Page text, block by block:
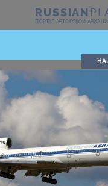
RUSSIAN
ПОРТАЛ АВТОРСКОЙ
Поиск фотографий
Поиск в реестре
Кратко
Подробно